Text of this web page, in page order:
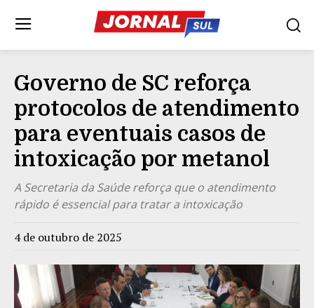
Governo de SC reforça
protocolos de atendimento
para eventuais casos de
intoxicação por metanol
A Secretaria da Saúde reforça que o atendimento
rápido é essencial para tratar a intoxicação
4 de outubro de 2025